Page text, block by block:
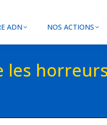
ADN NOS ACTIONS
les